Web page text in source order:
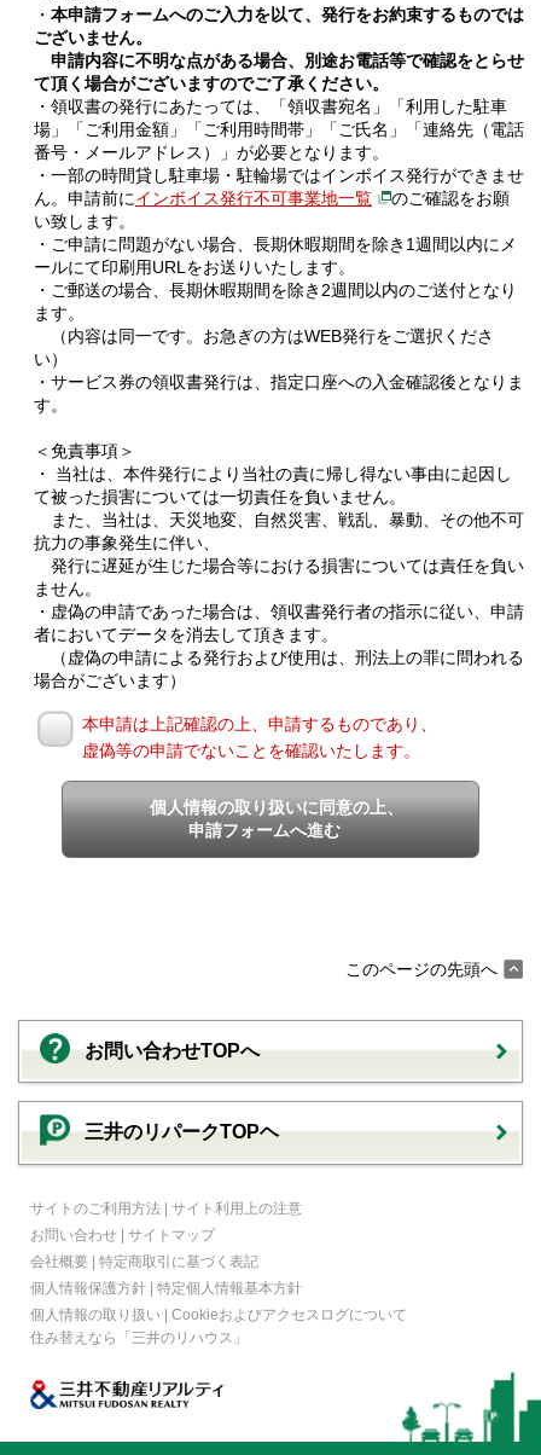
・ 本申請フォームへのご入力を以て、発行をお約束するものでは
ございません。
申請内容に不明な点がある場合、別途お電話等で確認をとらせ
て頂く場合がございますのでご了承ください。
・領収書の発行にあたっては、「領収書宛名」「利用した駐車
場」「ご利用金額」「ご利用時間帯」「ご氏名」「連絡先（電話
番号・メールアドレス）」が必要となります。
・一部の時間貸し駐車場・駐輪場ではインボイス発行ができませ
ん。申請前にインボイス発行不可事業地一覧
のご確認をお願
い致します。
・ご申請に問題がない場合、長期休暇期間を除き1週間以内にメ
ールにて印刷用URLをお送りいたします。
・ご郵送の場合、長期休暇期間を除き2週間以内のご送付となり
ます。
（内容は同一です。お急ぎの方はWEB発行をご選択くださ
い）
・サービス券の領収書発行は、指定口座への入金確認後となりま
す。
＜免責事項＞
・ 当社は、本件発行により当社の責に帰し得ない事由に起因し
て被った損害については一切責任を負いません。
また、当社は、天災地変、自然災害、戦乱、暴動、その他不可
抗力の事象発生に伴い、
発行に遅延が生じた場合等における損害については責任を負い
ません。
・虚偽の申請であった場合は、領収書発行者の指示に従い、申請
者においてデータを消去して頂きます。
（虚偽の申請による発行および使用は、刑法上の罪に問われる
場合がございます）
本申請は上記確認の上、申請するものであり、
虚偽等の申請でないことを確認いたします。
個人情報の取り扱いに同意の上、
申請フォームへ進む
このページの先頭へ
お問い合わせTOPへ
三井のリパークTOPヘ
サイトのご利用方法 | サイト利用上の注意
お問い合わせ | サイトマップ
会社概要 | 特定商取引に基づく表記
個人情報保護方針 | 特定個人情報基本方針
個人情報の取り扱い | Cookieおよびアクセスログについて
住み替えなら
「三井のリハウス」